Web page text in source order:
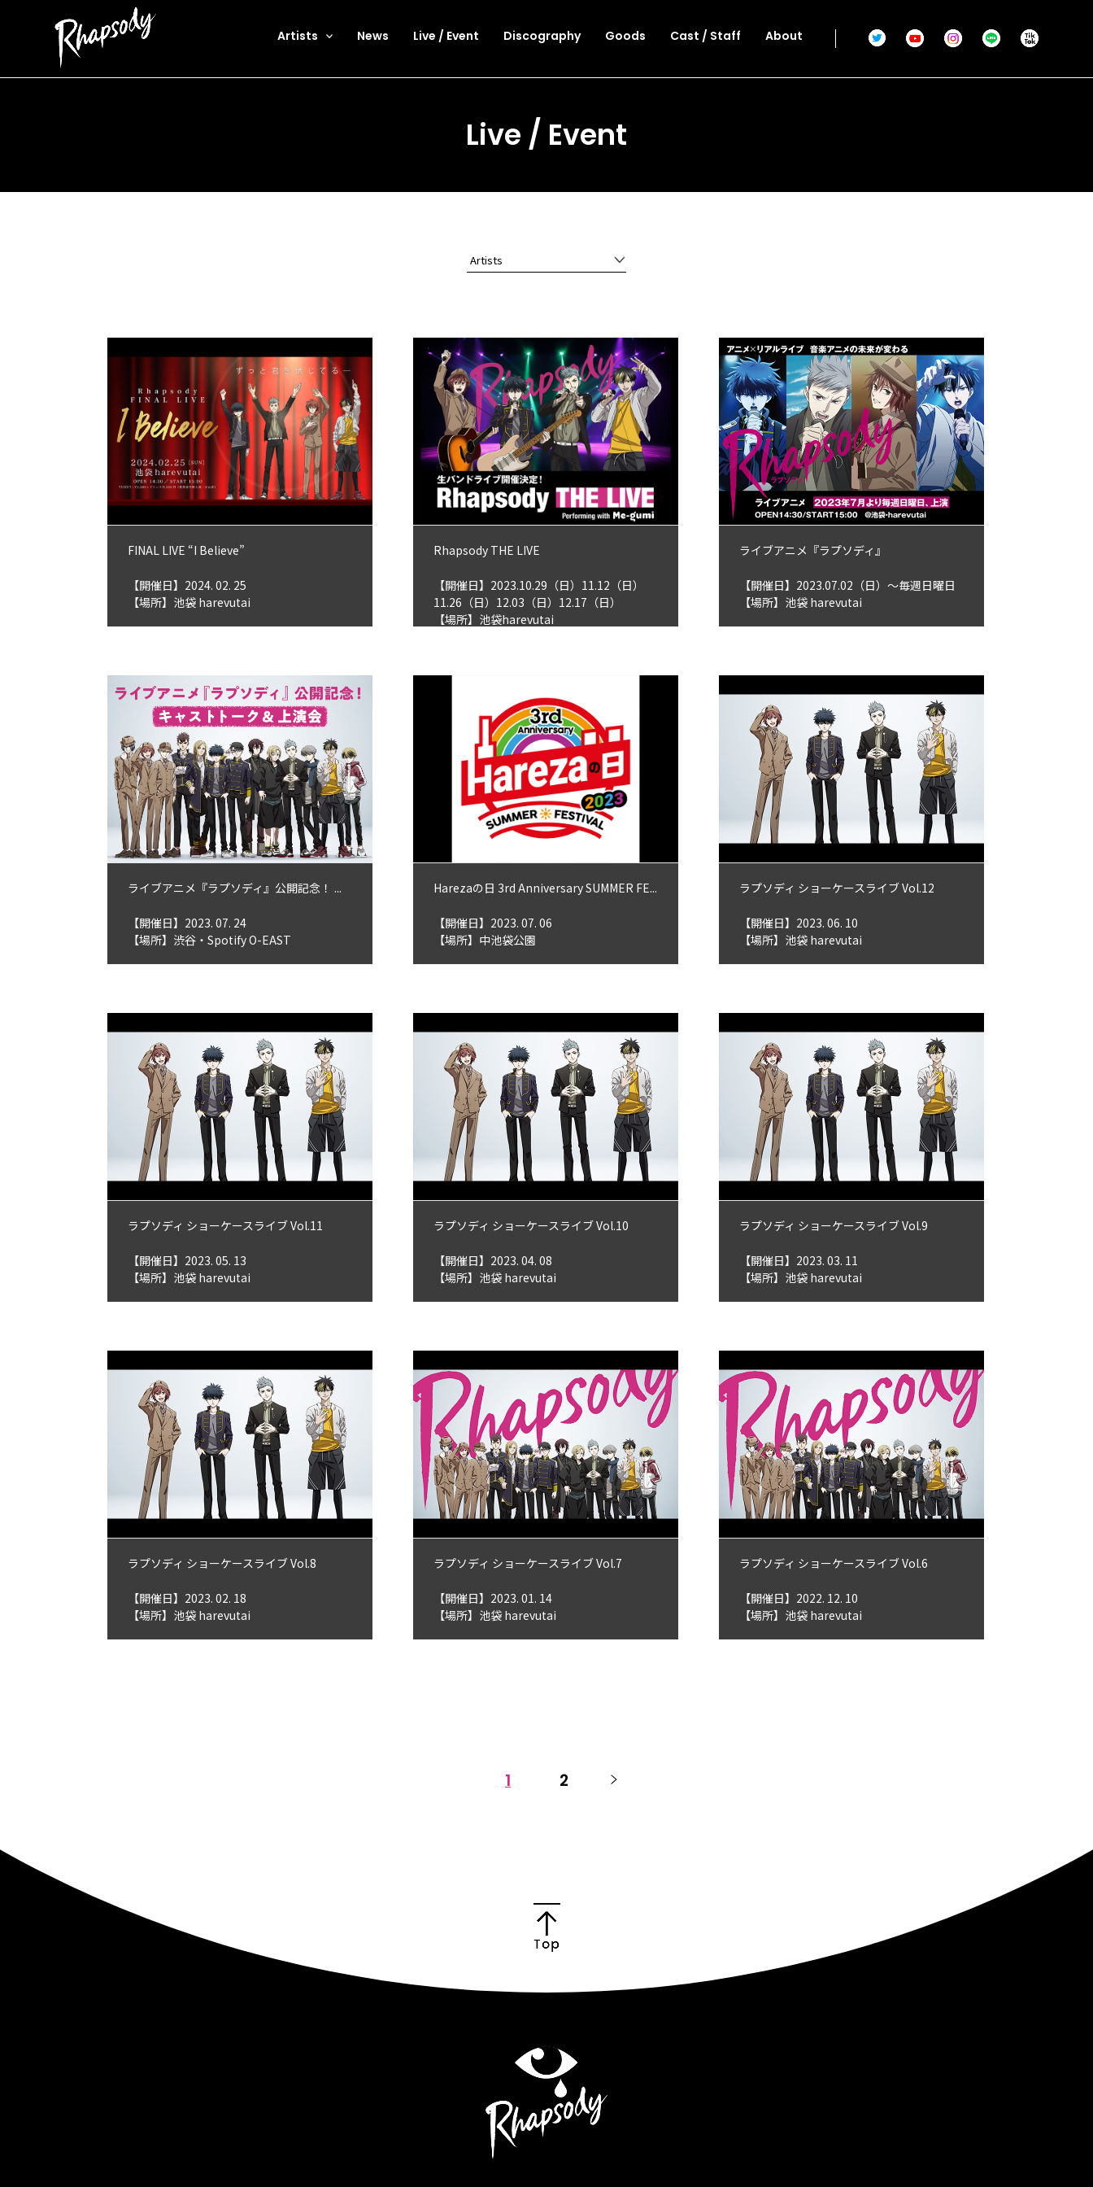
Artists News Live / Event Discography Goods Cast / Staff About
Live / Event
Artists
FINAL LIVE “I Believe”
【開催日】2024. 02. 25
【場所】池袋 harevutai
Rhapsody THE LIVE
【開催日】2023.10.29（日）11.12（日）
11.26（日）12.03（日）12.17（日）
【場所】池袋harevutai
ライブアニメ『ラプソディ』
【開催日】2023.07.02（日）〜毎週日曜日
【場所】池袋 harevutai
ライブアニメ『ラプソディ』公開記念！ ...
【開催日】2023. 07. 24
【場所】渋谷・Spotify O-EAST
Harezaの日 3rd Anniversary SUMMER FE...
【開催日】2023. 07. 06
【場所】中池袋公園
ラプソディ ショーケースライブ Vol.12
【開催日】2023. 06. 10
【場所】池袋 harevutai
ラプソディ ショーケースライブ Vol.11
【開催日】2023. 05. 13
【場所】池袋 harevutai
ラプソディ ショーケースライブ Vol.10
【開催日】2023. 04. 08
【場所】池袋 harevutai
ラプソディ ショーケースライブ Vol.9
【開催日】2023. 03. 11
【場所】池袋 harevutai
ラプソディ ショーケースライブ Vol.8
【開催日】2023. 02. 18
【場所】池袋 harevutai
ラプソディ ショーケースライブ Vol.7
【開催日】2023. 01. 14
【場所】池袋 harevutai
ラプソディ ショーケースライブ Vol.6
【開催日】2022. 12. 10
【場所】池袋 harevutai
1 2